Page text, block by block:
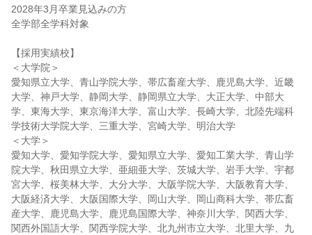
2028年3月卒業見込みの方
全学部全学科対象
【採用実績校】
＜大学院＞
愛知県立大学、青山学院大学、帯広畜産大学、鹿児島大学、近畿
大学、神戸大学、静岡大学、静岡県立大学、大正大学、中部大
学、東海大学、東京海洋大学、富山大学、長崎大学、北陸先端科
学技術大学院大学、三重大学、宮崎大学、明治大学
＜大学＞
愛知大学、愛知学院大学、愛知県立大学、愛知工業大学、青山学
院大学、秋田県立大学、亜細亜大学、茨城大学、岩手大学、宇都
宮大学、桜美林大学、大分大学、大阪学院大学、大阪教育大学、
大阪経済大学、大阪国際大学、岡山大学、岡山商科大学、帯広畜
産大学、鹿児島大学、鹿児島国際大学、神奈川大学、関西大学、
関西外国語大学、関西学院大学、北九州市立大学、北里大学、九